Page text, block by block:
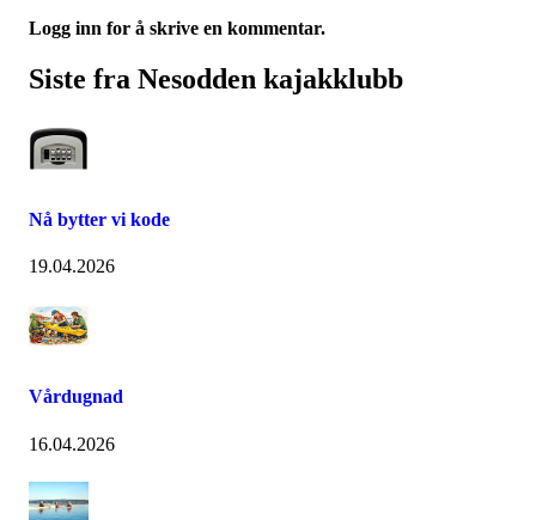
Logg inn for å skrive en kommentar.
Siste fra Nesodden kajakklubb
Nå bytter vi kode
19.04.2026
Vårdugnad
16.04.2026